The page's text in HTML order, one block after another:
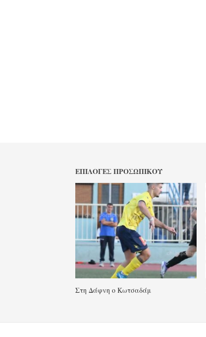
ΕΠΙΛΟΓΈΣ ΠΡΟΣΩΠΙΚΟΎ
Στη Δάφνη ο Κωτσαδάμ